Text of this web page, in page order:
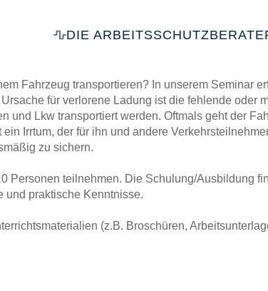
DIE
Fahrzeug transportieren? In unserem Seminar
für verlorene Ladung ist die fehlende oder
und Lkw transportiert werden. Oftmals geht der
Irrtum, der für ihn und andere
zu sichern.
Personen teilnehmen. Die Schulung/Ausbildung
und praktische Kenntnisse.
(z.B. Broschüren,